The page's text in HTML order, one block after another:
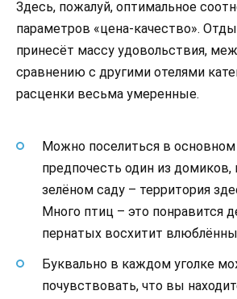
Здесь, пожалуй, оптимальное
параметров «цена-качество».
принесёт массу удовольствия,
сравнению с другими отелями
расценки весьма умеренные.
Можно поселиться в основном
предпочесть один из
зелёном саду – территория
Много птиц – это понравится
пернатых восхитит
Буквально в каждом уголке
почувствовать, что вы